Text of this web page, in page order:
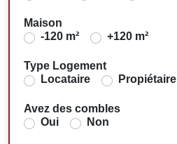
Maison
-120 m²
+120 m²
Type Logement
Locataire
Propiétaire
Avez des combles
Oui
Non